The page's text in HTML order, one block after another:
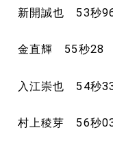
新開誠也 53秒
金直輝 55秒28
入江崇也 54秒
村上稜芽 56秒03